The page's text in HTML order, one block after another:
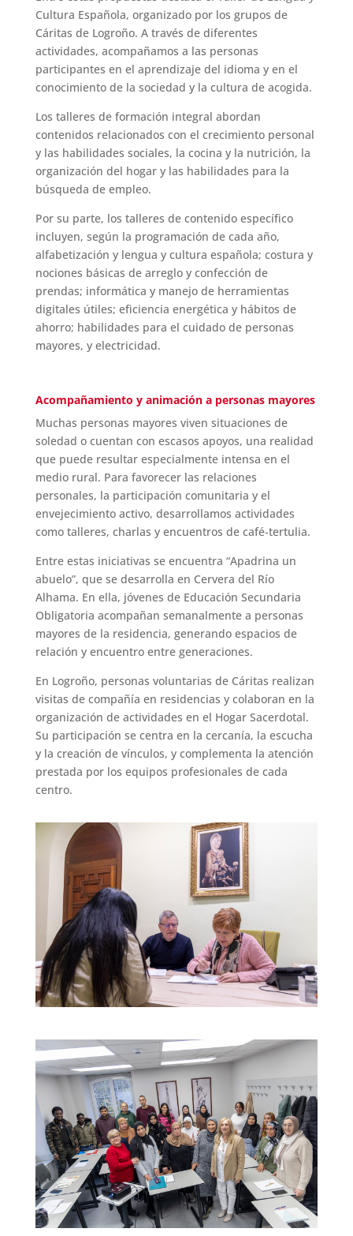
Cultura Española, organizado por los grupos de
Cáritas de Logroño. A través de diferentes
actividades, acompañamos a las personas
participantes en el aprendizaje del idioma y en el
conocimiento de la sociedad y la cultura de acogida.
Los talleres de formación integral abordan
contenidos relacionados con el crecimiento personal
y las habilidades sociales, la cocina y la nutrición, la
organización del hogar y las habilidades para la
búsqueda de empleo.
Por su parte, los talleres de contenido específico
incluyen, según la programación de cada año,
alfabetización y lengua y cultura española; costura y
nociones básicas de arreglo y confección de
prendas; informática y manejo de herramientas
digitales útiles; eficiencia energética y hábitos de
ahorro; habilidades para el cuidado de personas
mayores, y electricidad.
Acompañamiento y animación a personas mayores
Muchas personas mayores viven situaciones de
soledad o cuentan con escasos apoyos, una realidad
que puede resultar especialmente intensa en el
medio rural. Para favorecer las relaciones
personales, la participación comunitaria y el
envejecimiento activo, desarrollamos actividades
como talleres, charlas y encuentros de café-tertulia.
Entre estas iniciativas se encuentra “Apadrina un
abuelo”, que se desarrolla en Cervera del Río
Alhama. En ella, jóvenes de Educación Secundaria
Obligatoria acompañan semanalmente a personas
mayores de la residencia, generando espacios de
relación y encuentro entre generaciones.
En Logroño, personas voluntarias de Cáritas realizan
visitas de compañía en residencias y colaboran en la
organización de actividades en el Hogar Sacerdotal.
Su participación se centra en la cercanía, la escucha
y la creación de vínculos, y complementa la atención
prestada por los equipos profesionales de cada
centro.